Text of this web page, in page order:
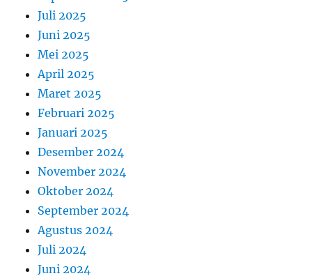
Juli 2025
Juni 2025
Mei 2025
April 2025
Maret 2025
Februari 2025
Januari 2025
Desember 2024
November 2024
Oktober 2024
September 2024
Agustus 2024
Juli 2024
Juni 2024